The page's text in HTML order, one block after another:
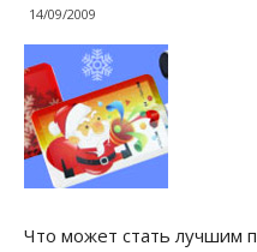
14/09/2009
Что может стать лучшим